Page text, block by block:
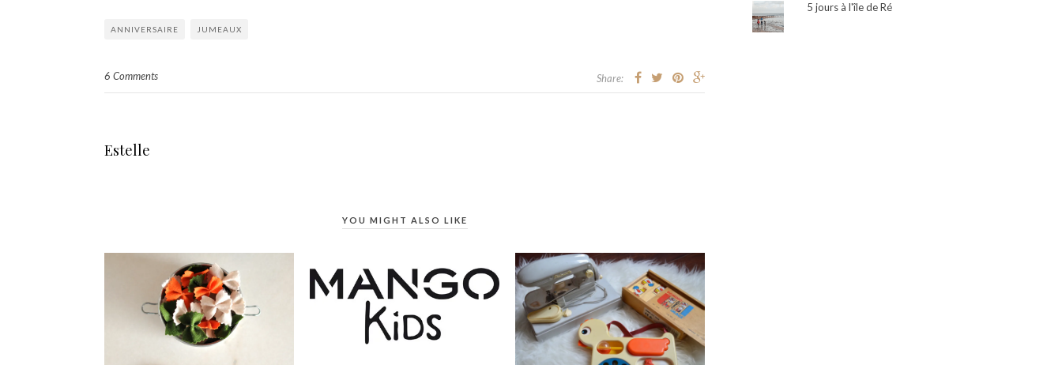
ANNIVERSAIRE JUMEAUX
6 Comments Share:
Estelle
YOU MIGHT ALSO LIKE
5 jours à l'île de Ré